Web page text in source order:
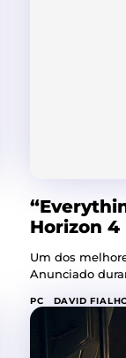
Horizon 4
Um dos
Anunciado
PC DAVID